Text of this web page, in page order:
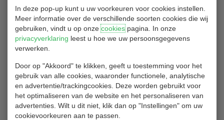
In deze pop-up kunt u uw voorkeuren voor cookies instellen.
Meer informatie over de verschillende soorten cookies die wij
gebruiken, vindt u op onzecookiespagina. In onze
privacyverklaring leest u hoe we uw persoonsgegevens
verwerken.
Door op "Akkoord" te klikken, geeft u toestemming voor het
gebruik van alle cookies, waaronder functionele, analytische
en advertentie/trackingcookies. Deze worden gebruikt voor
het optimaliseren van de website en het personaliseren van
advertenties. Wilt u dit niet, klik dan op "Instellingen" om uw
cookievoorkeuren aan te passen.
01/09/2024
Deel jouw review!
Deel jouw ervaring opLeadingcourses.nlen help ons nóg beter te
worden! Jullie spelplezier staat voor ons op nummer één en we
doen er alles aan om jullie een geweldige golfervaring te bieden.
Daarom hebben we jullie hulp nodig! Heb je genoten van een
zonnige dag op de baan, onze prachtige greens of een gezellige
afsluiting op ons terras? Laat het ons en anderen weten door een
review achter te laten op
leadingcourses.nl.
Jullie feedback helpt ons om te blijven groeien en verbeteren.